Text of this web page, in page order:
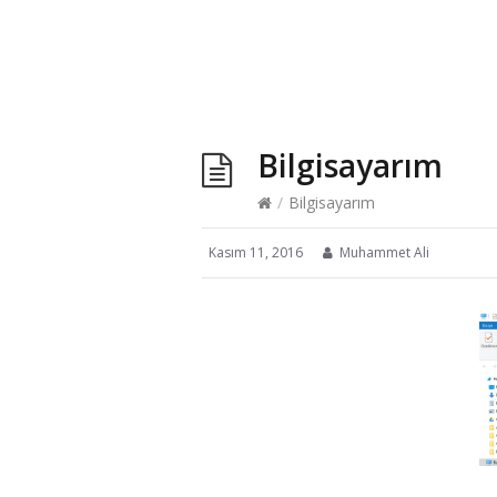
Bilgisayarım
/ Bilgisayarım
Kasım 11, 2016 Muhammet Ali